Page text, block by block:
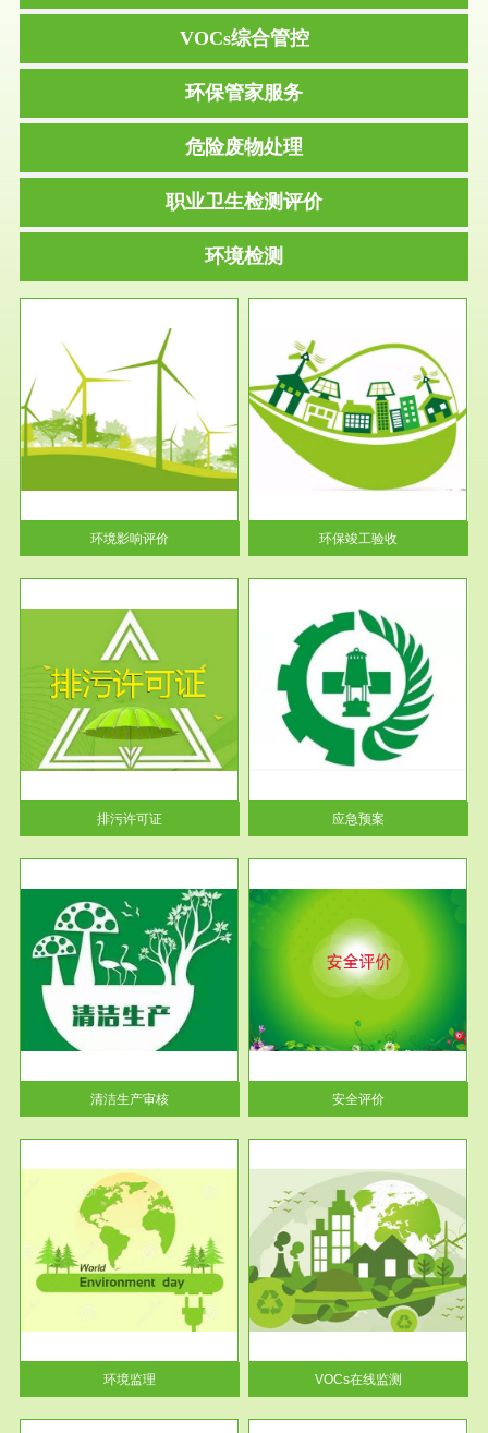
VOCs综合管控
环保管家服务
危险废物处理
职业卫生检测评价
环境检测
环境影响评价
服务范围
环保竣工验收
根据《建设项目环境保护管理条
例》第十七条 编制环境影响报
告书、...
环保竣工验收
排污许可证
服务范围
应急预案
根据《中华人民共和国环境保护
法》第十九条 企业事业单位应
当按照...
应急预案
清洁生产审核
服务范围
安全评价
安全评价安全评价目的是查找、
分析和预测工程、系统、生产经
营活...
安全评价
环境监理
服务范围
VOCs在线监测
根据《重点区域大气污染防
治“十二五”规划》有机废气净化
率达...
VOCs在线监测